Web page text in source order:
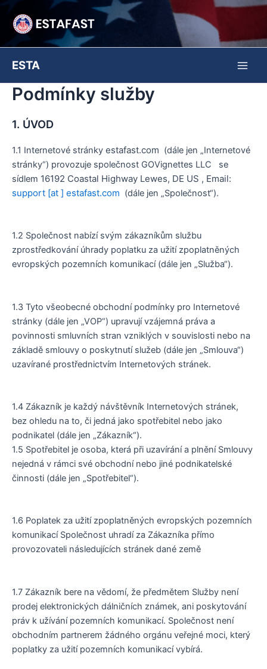
Přeskočit
obsah
ESTA
Podmínky služby
1. ÚVOD
1.1 Internetové stránky estafast.com (dále jen „Internetové
stránky“) provozuje společnost GOVignettes LLC
se
sídlem 16192 Coastal Highway Lewes, DE US , Email:
support [at ] estafast.com (dále jen „Společnost“).
1.2 Společnost nabízí svým zákazníkům službu
zprostředkování úhrady poplatku za užití zpoplatněných
evropských pozemních komunikací (dále jen „Služba“).
1.3 Tyto všeobecné obchodní podmínky pro Internetové
stránky (dále jen „VOP“) upravují vzájemná práva a
povinnosti smluvních stran vzniklých v souvislosti nebo na
základě smlouvy o poskytnutí služeb (dále jen „Smlouva“)
uzavírané prostřednictvím Internetových stránek.
1.4 Zákazník je každý návštěvník Internetových stránek,
bez ohledu na to, či jedná jako spotřebitel nebo jako
podnikatel (dále jen „Zákazník“).
1.5 Spotřebitel je osoba, která při uzavírání a plnění Smlouvy
nejedná v rámci své obchodní nebo jiné podnikatelské
činnosti (dále jen „Spotřebitel“).
1.6 Poplatek za užití zpoplatněných evropských pozemních
komunikací Společnost uhradí za Zákazníka přímo
provozovateli následujících stránek dané země
1.7 Zákazník bere na vědomí, že předmětem Služby není
prodej elektronických dálničních známek, ani poskytování
práv k užívání pozemních komunikací. Společnost není
obchodním partnerem žádného orgánu veřejné moci, který
poplatky za užití pozemních komunikací vybírá.